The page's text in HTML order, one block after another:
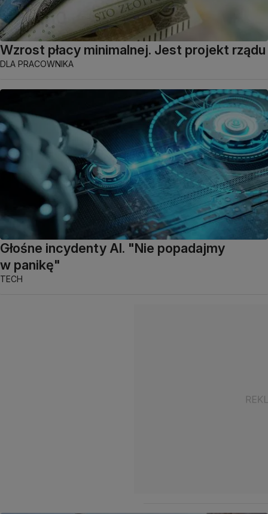
Wzrost płacy minimalnej. Jest projekt rządu
DLA PRACOWNIKA
Głośne incydenty AI. "Nie popadajmy
w panikę"
TECH